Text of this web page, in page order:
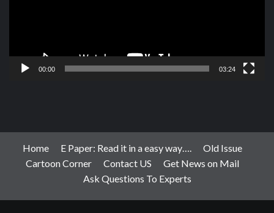
00:00 03:24
Home E Paper: Read it in a easy way….
Old Issue
Cartoon Corner
Contact US
Get News on Mail
Ask Questions To Experts